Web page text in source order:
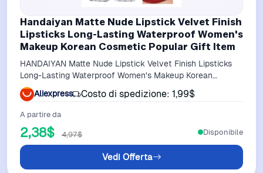
Handaiyan Matte Nude Lipstick Velvet Finish
Lipsticks Long-Lasting Waterproof Women's
Makeup Korean Cosmetic Popular Gift Item
HANDAIYAN Matte Nude Lipstick Velvet Finish Lipsticks
Long-Lasting Waterproof Women's Makeup Korean
Cosmetic Popular Gift Item
Aliexpress Costo di spedizione: 1,99$
A partire da
2,38$ 4,97$
Vedi Offerta
Disponibile